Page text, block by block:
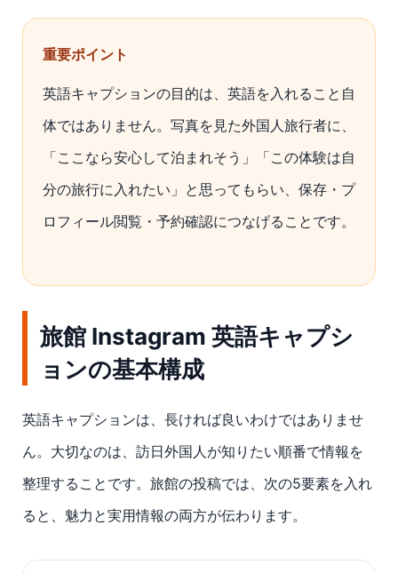
重要ポイント
英語キャプションの目的は、英語を入れること自
体ではありません。写真を見た外国人旅行者に、
「ここなら安心して泊まれそう」「この体験は自
分の旅行に入れたい」と思ってもらい、保存・プ
ロフィール閲覧・予約確認につなげることです。
旅館 Instagram 英語キャプシ
ョンの基本構成
英語キャプションは、長ければ良いわけではありませ
ん。大切なのは、訪日外国人が知りたい順番で情報を
整理することです。旅館の投稿では、次の5要素を入れ
ると、魅力と実用情報の両方が伝わります。